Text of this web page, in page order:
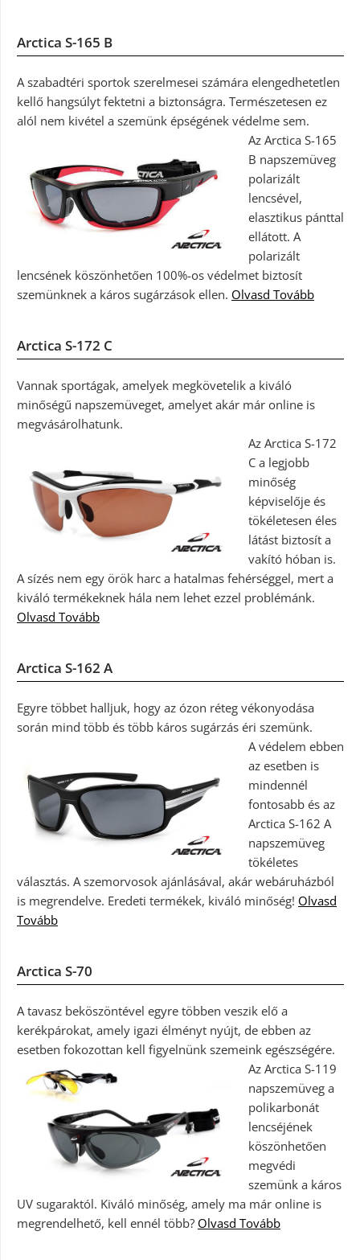
Arctica S-165 B
A szabadtéri sportok szerelmesei számára elengedhetetlen
kellő hangsúlyt fektetni a biztonságra. Természetesen ez
alól nem kivétel a szemünk épségének védelme sem.
Az Arctica S-165
B napszemüveg
polarizált
lencsével,
elasztikus pánttal
ellátott. A
polarizált
lencsének köszönhetően 100%-os védelmet biztosít
szemünknek a káros sugárzások ellen. Olvasd Tovább
Arctica S-172 C
Vannak sportágak, amelyek megkövetelik a kiváló
minőségű napszemüveget, amelyet akár már online is
megvásárolhatunk.
Az Arctica S-172
C a legjobb
minőség
képviselője és
tökéletesen éles
látást biztosít a
vakító hóban is.
A sízés nem egy örök harc a hatalmas fehérséggel, mert a
kiváló termékeknek hála nem lehet ezzel problémánk.
Olvasd Tovább
Arctica S-162 A
Egyre többet halljuk, hogy az ózon réteg vékonyodása
során mind több és több káros sugárzás éri szemünk.
A védelem ebben
az esetben is
mindennél
fontosabb és az
Arctica S-162 A
napszemüveg
tökéletes
választás. A szemorvosok ajánlásával, akár webáruházból
is megrendelve. Eredeti termékek, kiváló minőség! Olvasd
Tovább
Arctica S-70
A tavasz beköszöntével egyre többen veszik elő a
kerékpárokat, amely igazi élményt nyújt, de ebben az
esetben fokozottan kell figyelnünk szemeink egészségére.
Az Arctica S-119
napszemüveg a
polikarbonát
lencséjének
köszönhetően
megvédi
szemünk a káros
UV sugaraktól. Kiváló minőség, amely ma már online is
megrendelhető, kell ennél több? Olvasd Tovább